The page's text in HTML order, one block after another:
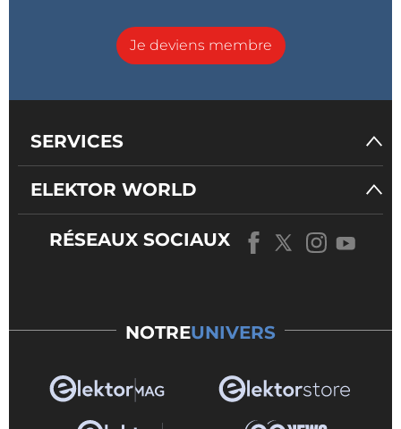
Je deviens membre
SERVICES
ELEKTOR WORLD
RÉSEAUX SOCIAUX
NOTREUNIVERS